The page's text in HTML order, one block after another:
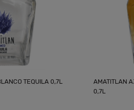
TEQUILA 0,7L
AMATITLAN
0,7L